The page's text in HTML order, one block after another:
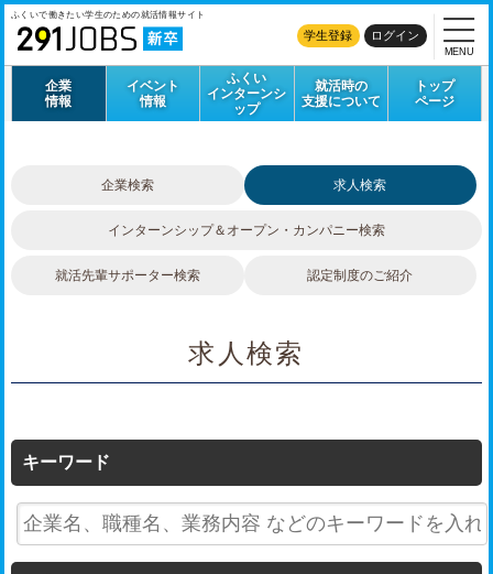
ふくいで働きたい学生のための就活情報サイト
学生登録 ログイン
企業
情報
イベント
情報
ふくい
インターンシ
ップ
就活時の
支援について
トップ
ページ
MENU
企業検索 求人検索
インターンシップ＆ オープン・カンパニー検索
就活先輩サポーター検索 認定制度のご紹介
求人検索
キーワード